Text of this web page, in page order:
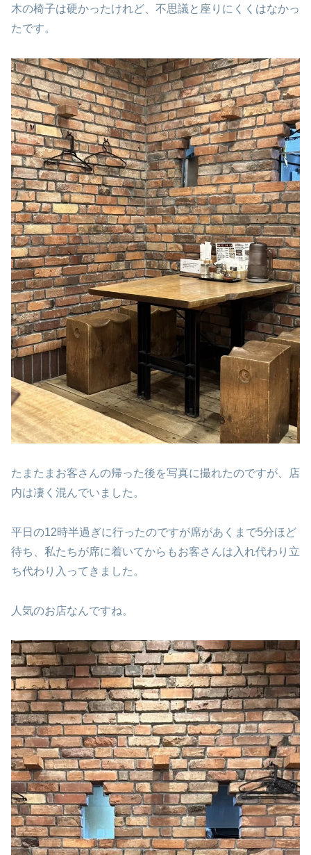
木の椅子は硬かったけれど、不思議と座りにくくはなかっ
たです。
たまたまお客さんの帰った後を写真に撮れたのですが、店
内は凄く混んでいました。
平日の12時半過ぎに行ったのですが席があくまで5分ほど
待ち、私たちが席に着いてからもお客さんは入れ代わり立
ち代わり入ってきました。
人気のお店なんですね。